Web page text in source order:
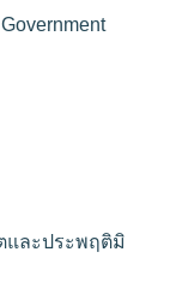
และประพฤติมิ